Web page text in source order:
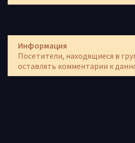
Информация
Посетители, находящиеся в
оставлять комментарии к